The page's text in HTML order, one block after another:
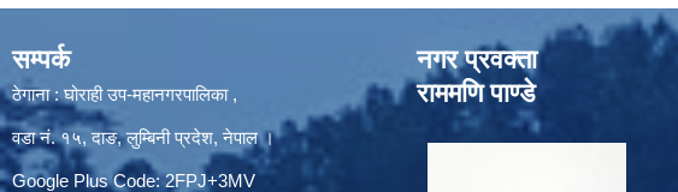
सम्पर्क
ठेगाना : घोराही उप-महानगरपालिका ,
वडा नं. १५, दाङ, लुम्बिनी प्रदेश, नेपाल ।
Google Plus Code: 2FPJ+3MV
नगर प्रवक्ता
राममणि पाण्डे